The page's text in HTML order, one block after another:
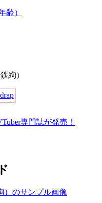
絢）
drap
専門誌が発売！